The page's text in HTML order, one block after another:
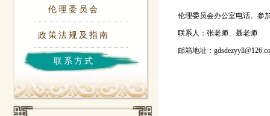
伦理委员会
政策法规及指南
联系方式
伦理委员会办公室电话、参
联系人：张老师、聂老师
邮箱地址：